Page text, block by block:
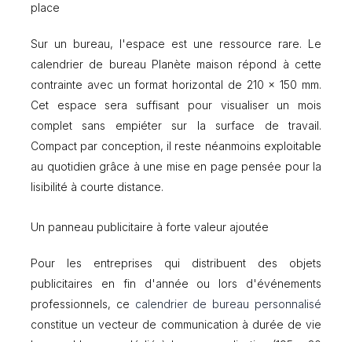
m
place
Sur un bureau, l'espace est une ressource rare. Le
calendrier de bureau Planète maison répond à cette
contrainte avec un format horizontal de 210 x 150 mm.
Cet espace sera suffisant pour visualiser un mois
complet sans empiéter sur la surface de travail.
Compact par conception, il reste néanmoins exploitable
au quotidien grâce à une mise en page pensée pour la
lisibilité à courte distance.
Un panneau publicitaire à forte valeur ajoutée
Pour les entreprises qui distribuent des objets
publicitaires en fin d'année ou lors d'événements
professionnels, ce calendrier de bureau personnalisé
constitue un vecteur de communication à durée de vie